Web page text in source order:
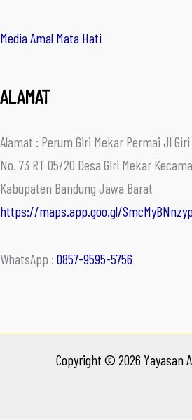
Media Amal Mata Hati
ALAMAT
Alamat : Perum Giri Mekar Permai Jl
No. 73 RT 05/20 Desa Giri Mekar
Kabupaten Bandung Jawa Barat
https://maps.app.goo.gl/
WhatsApp : 0857-9595-5756
Copyright © 2026 Yayasan